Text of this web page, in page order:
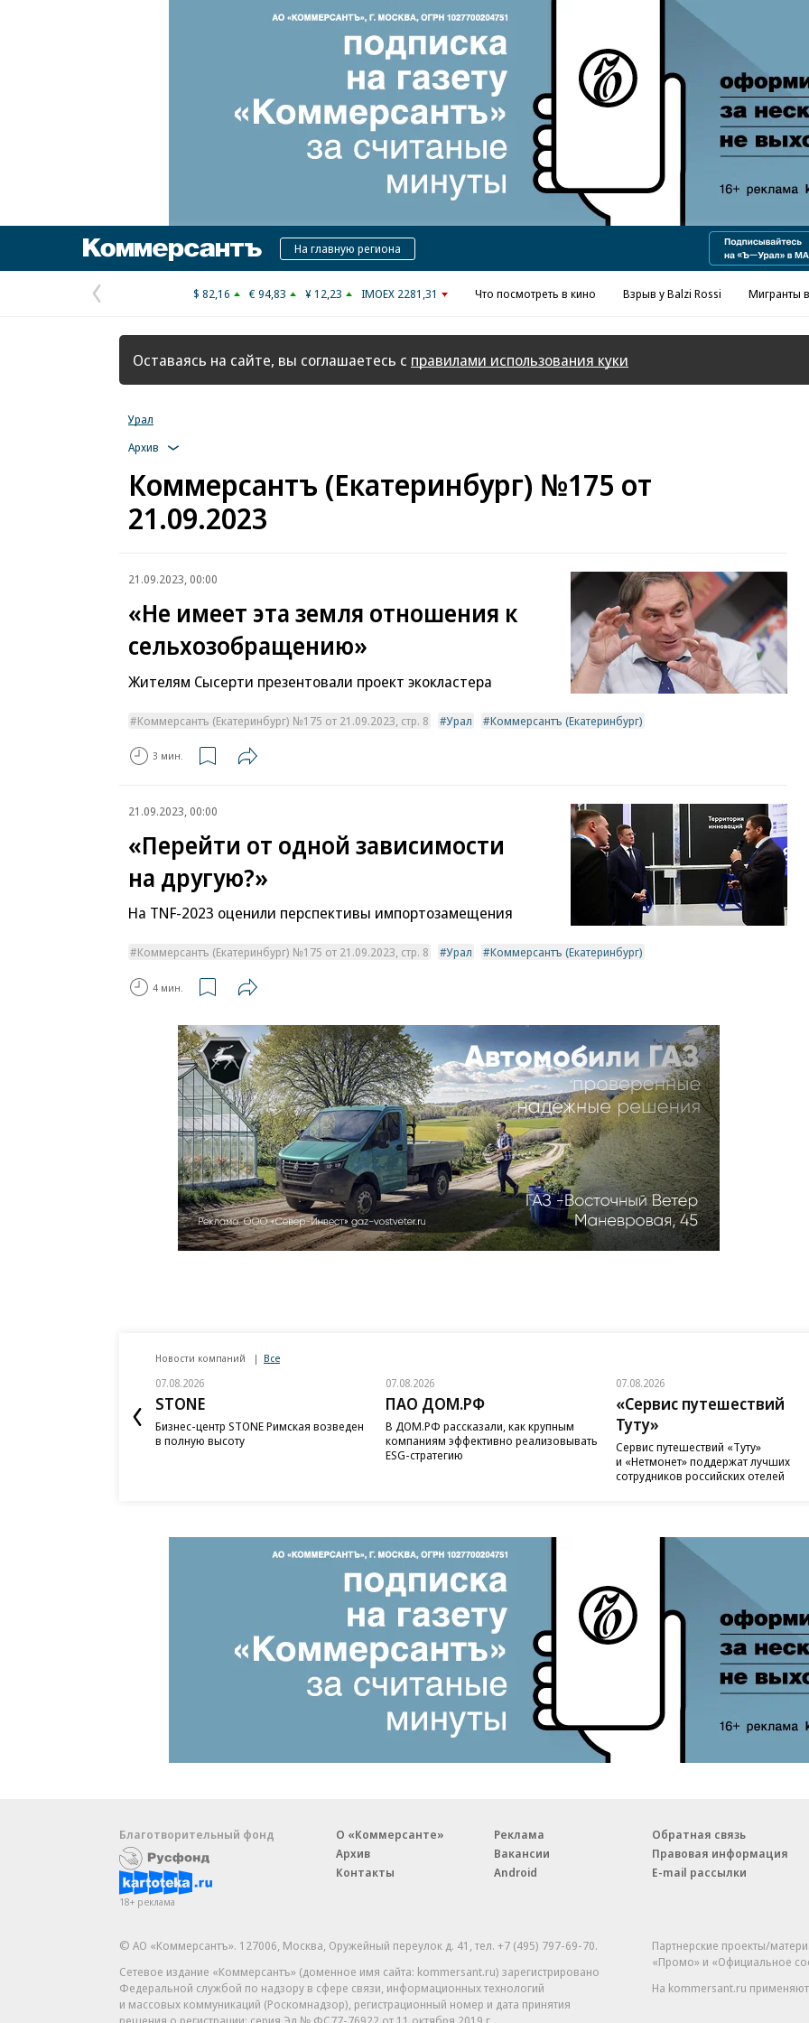
Реклама в «Ъ» www.kommersant.ru/ad
КоммерсантъНа главную региона
Предыдущая
страница
$ 82,16 € 94,83 ¥ 12,23 IMOEX 2281,31 Что посмотреть в кино Взрыв у Balzi Rossi Мигранты
Оставаясь на сайте, вы соглашаетесь с правилами использования куки
Урал
Архив
Коммерсантъ (Екатеринбург) №175 от
21.09.2023
21.09.2023, 00:00
«Не имеет эта земля отношения к
сельхозобращению»
Жителям Сысерти презентовали проект экокластера
Коммерсантъ (Екатеринбург) №175 от 21.09.2023, стр. 8 Урал Коммерсантъ (Екатеринбург)
3 мин.
21.09.2023, 00:00
«Перейти от одной зависимости
на другую?»
На TNF-2023 оценили перспективы импортозамещения
Коммерсантъ (Екатеринбург) №175 от 21.09.2023, стр. 8 Урал Коммерсантъ (Екатеринбург)
4 мин.
Новости компаний Все
07.08.2026
STONE
Бизнес-центр STONE Римская возведен
в полную высоту
07.08.2026
ПАО ДОМ.РФ
В ДОМ.РФ рассказали, как крупным
компаниям эффективно реализовывать
ESG-стратегию
07.08.2026
«Сервис путешествий
Туту»
Сервис путешествий «Туту»
и «Нетмонет» поддержат лучших
сотрудников российских отелей
Благотворительный фонд
18+ реклама
О «Коммерсанте»
Архив
Контакты
Реклама
Вакансии
Android
Обратная связь
Правовая информация
E-mail рассылки
© АО «Коммерсантъ». 127006, Москва, Оружейный переулок д. 41,тел. +7 (495) 797-69-70.
Сетевое издание «Коммерсантъ» (доменное имя сайта: kommersant.ru) зарегистрировано
Федеральной службой по надзору в сфере связи, информационных технологий
и массовых коммуникаций (Роскомнадзор), регистрационный номер и дата принятия
Партнерские проекты/
«Промо» и «Официальное
На kommersant.ru